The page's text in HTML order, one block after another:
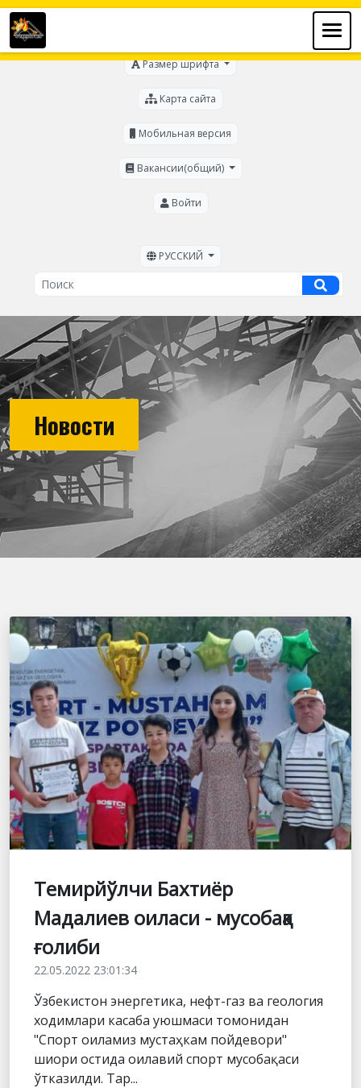
Размер шрифта
Карта сайта
Мобильная версия
Вакансии(общий)
Войти
РУССКИЙ
Новости
Темирйўлчи Бахтиёр
Мадалиев оиласи - мусобақа
ғолиби
22.05.2022 23:01:34
Ўзбекистон энергетика, нефт-газ ва геология
ходимлари касаба уюшмаси томонидан
"Спорт оиламиз мустаҳкам пойдевори"
шиори остида оилавий спорт мусобақаси
ўтказилди. Тар...